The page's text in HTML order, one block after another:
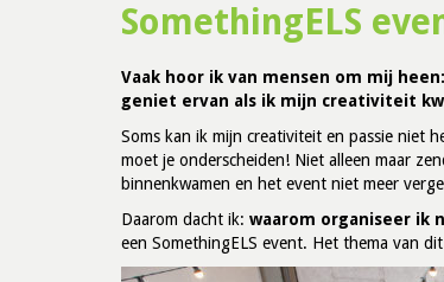
SomethingELS
Vaak hoor ik van mensen om mij
geniet ervan als ik mijn creativiteit
Soms kan ik mijn creativiteit en passie niet
moet je onderscheiden! Niet alleen maar
binnenkwamen en het event niet meer
Daarom dacht ik: waarom organiseer ik
een SomethingELS event. Het thema van